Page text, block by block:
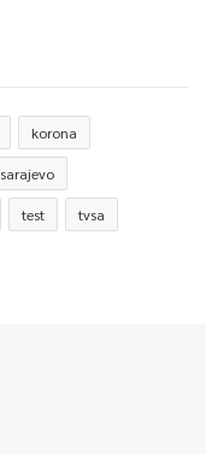
korona
sarajevo
test tvsa